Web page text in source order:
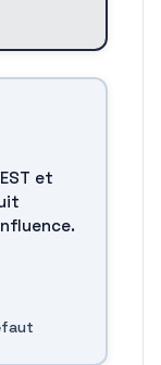
et